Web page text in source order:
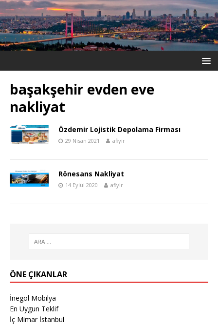
başakşehir evden eve
nakliyat
Özdemir Lojistik Depolama Firması
29 Nisan 2021 afiyir
Rönesans Nakliyat
14 Eylül 2020 afiyir
ÖNE ÇIKANLAR
İnegöl Mobilya
En Uygun Teklif
İç Mimar İstanbul